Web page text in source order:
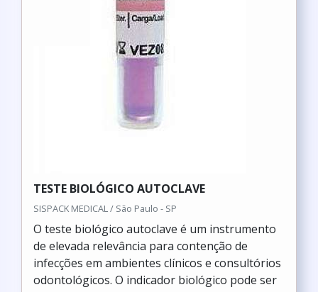
TESTE BIOLÓGICO AUTOCLAVE
SISPACK MEDICAL / São Paulo - SP
O teste biológico autoclave é um instrumento
de elevada relevância para contenção de
infecções em ambientes clínicos e consultórios
odontológicos. O indicador biológico pode ser